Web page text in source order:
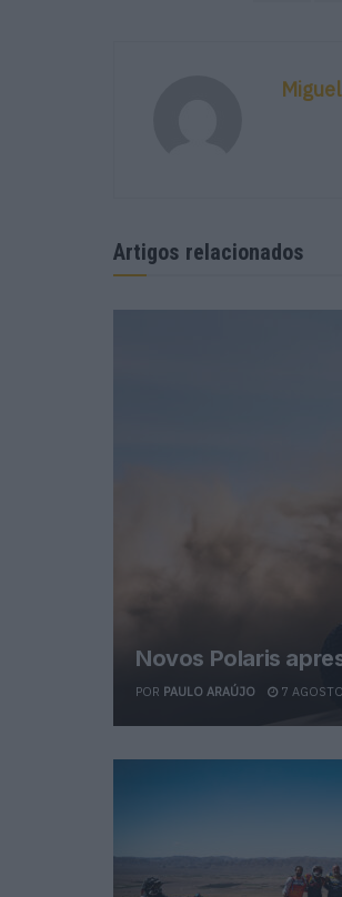
Artigos relacionados
Novos Polaris
POR PAULO ARAÚJO 7